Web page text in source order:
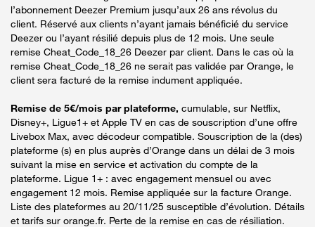
l’abonnement Deezer Premium jusqu’aux 26 ans révolus du
client. Réservé aux clients n’ayant jamais bénéficié du service
Deezer ou l’ayant résilié depuis plus de 12 mois. Une seule
remise Cheat_Code_18_26 Deezer par client. Dans le cas où la
remise Cheat_Code_18_26 ne serait pas validée par Orange, le
client sera facturé de la remise indument appliquée.
Remise de 5€/mois par plateforme, cumulable, sur Netflix,
Disney+, Ligue1+ et Apple TV en cas de souscription d’une offre
Livebox Max, avec décodeur compatible. Souscription de la (des)
plateforme (s) en plus auprès d’Orange dans un délai de 3 mois
suivant la mise en service et activation du compte de la
plateforme. Ligue 1+ : avec engagement mensuel ou avec
engagement 12 mois. Remise appliquée sur la facture Orange.
Liste des plateformes au 20/11/25 susceptible d’évolution. Détails
et tarifs sur orange.fr. Perte de la remise en cas de résiliation.